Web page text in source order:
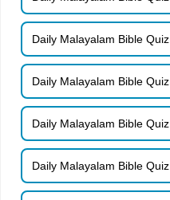
Daily Malayalam Bible
Daily Malayalam Bible
Daily Malayalam Bible
Daily Malayalam Bible